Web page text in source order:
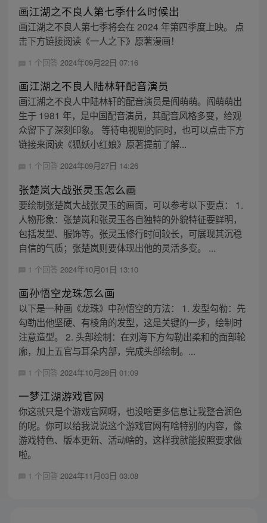
画江湖之不良人第七季什么时候出
画江湖之不良人第七季将会在 2024 年第四季度上映。 点
击下方链接阅读《一人之下》原著漫画！
1 个回答 2024年09月22日 07:16
画江湖之不良人陆林轩配音演员
画江湖之不良人中陆林轩的配音演员是阎萌萌。阎萌萌出
生于 1981 年，是中国配音演员，其配音风格多变，给观
众留下了深刻印象。 等待电视剧的同时，也可以点击下方
链接来阅读《狐妖小红娘》原著提前了解...
1 个回答 2024年09月27日 14:26
张楚岚大战张灵玉怎么画
要绘制张楚岚大战张灵玉的画面，可以参考以下要点： 1.
人物形象：张楚岚和张灵玉各自独特的外貌特征要鲜明，
包括发型、服饰等。张灵玉修行时间较长，可展现其沉稳
自信的气质；张楚岚则要体现出他的灵活多变。 ...
1 个回答 2024年10月01日 13:10
画孙悟空龙珠怎么画
以下是一种画《龙珠》中孙悟空的方法： 1. 发型勾勒：先
勾勒出他坚硬、有棱角的发型，这是关键的一步，绘制时
注意造型。 2. 头部绘制：在刘海下方勾勒出柔和的面部轮
廓，加上五官与耳朵内部，完成头部绘制。...
1 个回答 2024年10月28日 01:09
一梦江湖游戏官网
你这就只是个游戏官网呀，也没啥更多信息让我整合润色
的呢。你可以给我说说这个游戏官网有啥特别的内容，像
游戏特色、版本更新、活动啥的，这样我就能按照要求做
啦。
1 个回答 2024年11月03日 03:08